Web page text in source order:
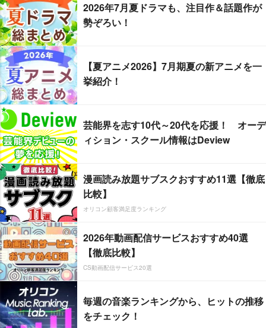
2026年7月夏ドラマも、注目作＆話題作が
勢ぞろい！
【夏アニメ2026】7月期夏の新アニメを一
挙紹介！
芸能界を志す10代～20代を応援！ オーデ
ィション・スクール情報はDeview
漫画読み放題サブスクおすすめ11選【徹底
比較】
オリコン顧客満足度ランキング
2026年動画配信サービスおすすめ40選
【徹底比較】
CS動画配信サービス20選
毎週の音楽ランキングから、ヒットの推移
をチェック！